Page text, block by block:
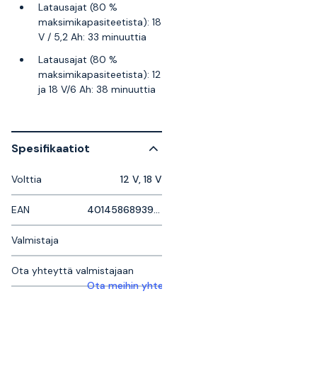
Latausajat (80 %
maksimikapasiteetista): 18
V / 5,2 Ah: 33 minuuttia
Latausajat (80 %
maksimikapasiteetista): 12
ja 18 V/6 Ah: 38 minuuttia
Spesifikaatiot
Volttia 12 V, 18 V
EAN
Valmistaja
Ota yhteyttä valmistajaan
Ota meihin yhteyttä saadaksesi lisätietoja